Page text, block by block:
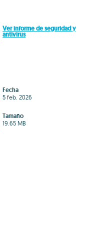
Ver informe de seguridad y
antivirus
Fecha
5 feb. 2026
Tamaño
19.65 MB